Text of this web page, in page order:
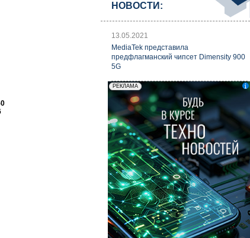
НОВОСТИ:
13.05.2021
MediaTek представила
предфлагманский чипсет Dimensity 900
5G